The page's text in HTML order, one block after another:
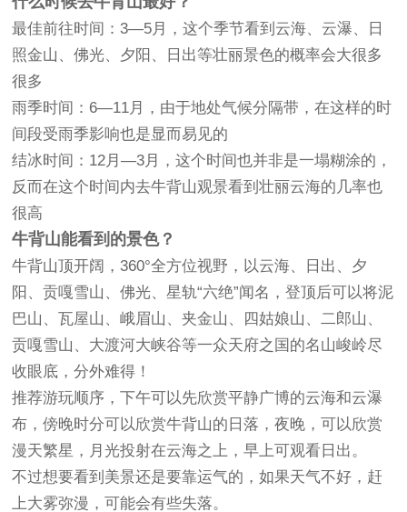
最佳前往时间：3—5月，这个季节看到云海、云瀑、日
照金山、佛光、夕阳、日出等壮丽景色的概率会大很多
很多
雨季时间：6—11月，由于地处气候分隔带，在这样的时
间段受雨季影响也是显而易见的
结冰时间：12月—3月，这个时间也并非是一塌糊涂的，
反而在这个时间内去牛背山观景看到壮丽云海的几率也
很高
牛背山能看到的景色？
牛背山顶开阔，360°全方位视野，以云海、日出、夕
阳、贡嘎雪山、佛光、星轨“六绝”闻名，登顶后可以将泥
巴山、瓦屋山、峨眉山、夹金山、四姑娘山、二郎山、
贡嘎雪山、大渡河大峡谷等一众天府之国的名山峻岭尽
收眼底，分外难得！
推荐游玩顺序，下午可以先欣赏平静广博的云海和云瀑
布，傍晚时分可以欣赏牛背山的日落，夜晚，可以欣赏
漫天繁星，月光投射在云海之上，早上可观看日出。
不过想要看到美景还是要靠运气的，如果天气不好，赶
上大雾弥漫，可能会有些失落。